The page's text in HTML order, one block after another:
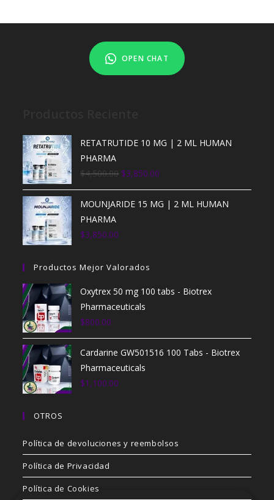
OPEN CHAT
RETATRUTIDE 10 MG | 2 ML HUMAN
PHARMA
$4,500.00 $3,850.00
MOUNJARIDE 15 MG | 2 ML HUMAN
PHARMA
$3,850.00
Productos Mejor Valorados
Oxytrex 50 mg 100 tabs - Biotrex
Pharmaceuticals
$800.00
Cardarine GW501516 100 Tabs - Biotrex
Pharmaceuticals
$1,100.00
OTROS
Política de devoluciones y reembolsos
Política de Privacidad
Política de Cookies